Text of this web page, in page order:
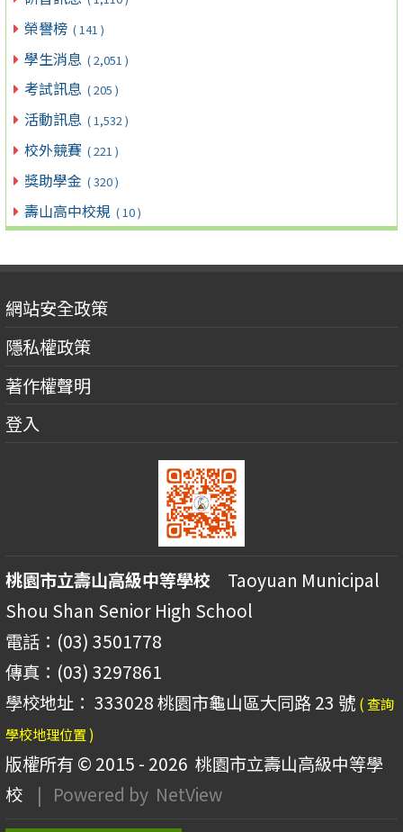
榮譽榜 ( 141 )
學生消息 ( 2,051 )
考試訊息 ( 205 )
活動訊息 ( 1,532 )
校外競賽 ( 221 )
獎助學金 ( 320 )
壽山高中校規 ( 10 )
網站安全政策
隱私權政策
著作權聲明
登入
桃園市立壽山高級中等學校 Taoyuan Municipal
Shou Shan Senior High School
電話：(03) 3501778
傳真：(03) 3297861
學校地址： 333028 桃園市龜山區大同路 23 號 ( 查詢
學校地理位置 )
版權所有 © 2015 - 2026 桃園市立壽山高級中等學
校
| Powered by NetView